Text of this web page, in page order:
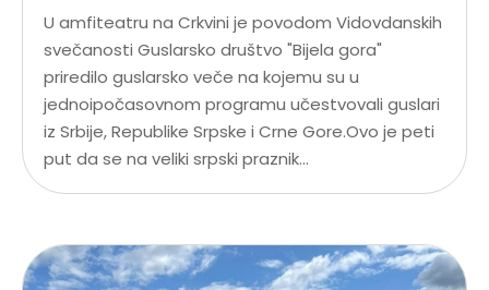
U amfiteatru na Crkvini je povodom Vidovdanskih
svečanosti Guslarsko društvo "Bijela gora"
priredilo guslarsko veče na kojemu su u
jednoipočasovnom programu učestvovali guslari
iz Srbije, Republike Srpske i Crne Gore.Ovo je peti
put da se na veliki srpski praznik...